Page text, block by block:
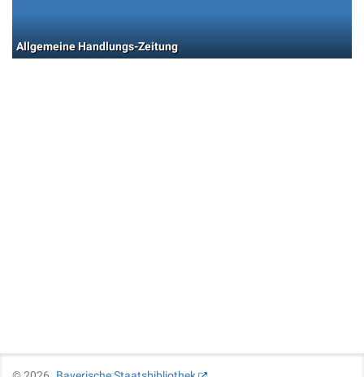
Allgemeine Handlungs-Zeitung